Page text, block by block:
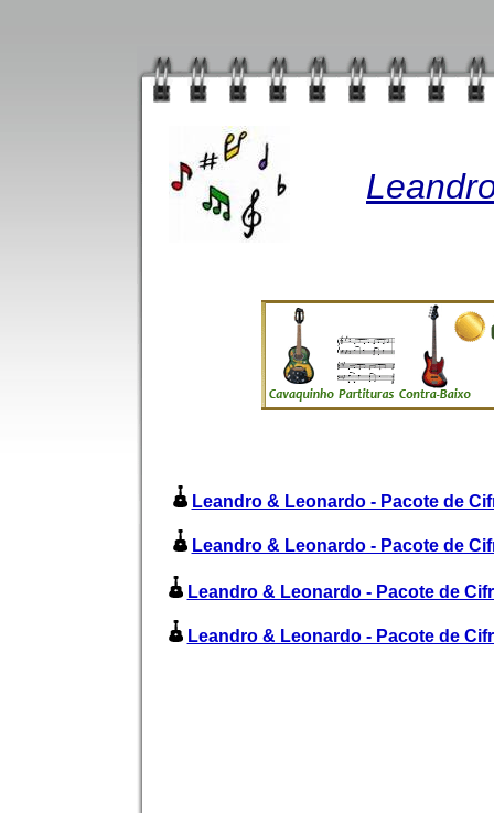
Leandro & Leonardo - Pacote de
Leandro & Leonardo - Pacote de
Leandro & Leonardo - Pacote de
Leandro & Leonardo - Pacote de